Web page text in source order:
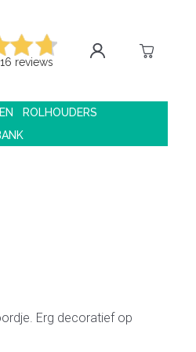
reviews
ROLHOUDERS
Erg decoratief op